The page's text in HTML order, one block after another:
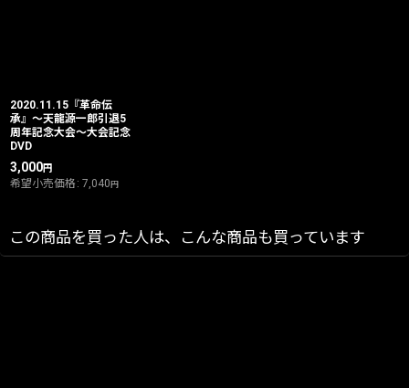
2020.11.15『革命伝
承』〜天龍源一郎引退5
周年記念大会〜大会記念
DVD
3,000円
希望小売価格 : 7,040円
この商品を買った人は、こんな商品も買っています